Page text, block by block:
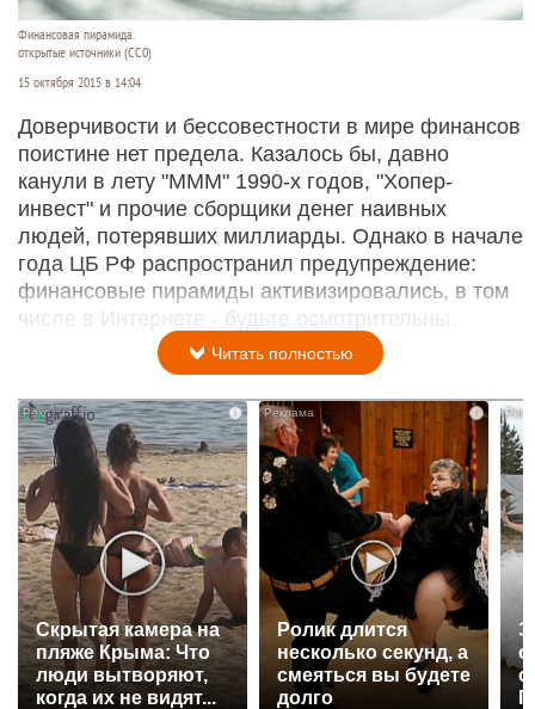
Финансовая пирамида.
открытые источники (CC0)
15 октября 2015 в 14:04
Доверчивости и бессовестности в мире финансов
поистине нет предела. Казалось бы, давно
канули в лету "МММ" 1990-х годов, "Хопер-
инвест" и прочие сборщики денег наивных
людей, потерявших миллиарды. Однако в начале
года ЦБ РФ распространил предупреждение:
финансовые пирамиды активизировались, в том
числе в Интернете - будьте осмотрительны.
Читать полностью
i
Скрытая камера на
пляже Крыма: Что
люди вытворяют,
когда их не видят...
Ролик длится
несколько секунд, а
смеяться вы будете
долго